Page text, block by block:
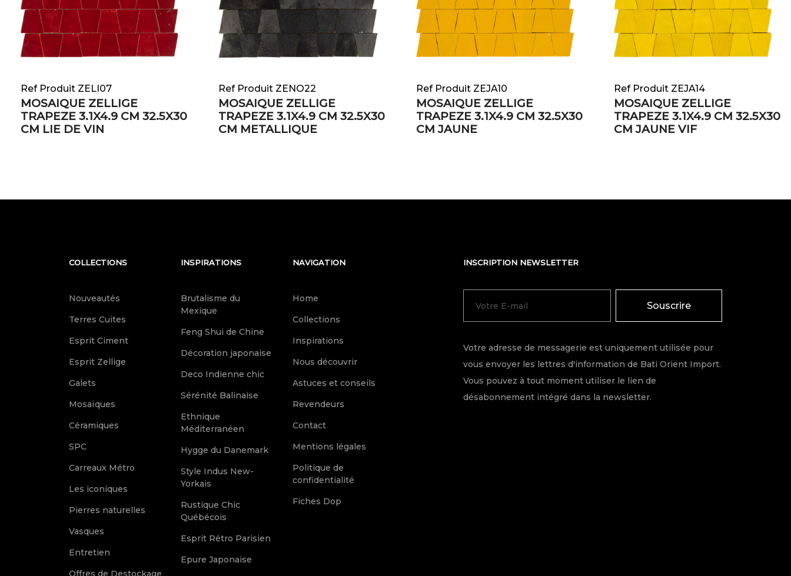
Ref Produit ZELI07
MOSAIQUE ZELLIGE
TRAPEZE 3.1X4.9 CM 32.5X30
CM LIE DE VIN
Ref Produit ZENO22
MOSAIQUE ZELLIGE
TRAPEZE 3.1X4.9 CM 32.5X30
CM METALLIQUE
Ref Produit ZEJA10
MOSAIQUE ZELLIGE
TRAPEZE 3.1X4.9 CM 32.5X30
CM JAUNE
Ref Produit ZEJA14
MOSAIQUE ZELLIGE
TRAPEZE 3.1X4.9 CM 32.5X30
CM JAUNE VIF
COLLECTIONS
Nouveautés
Terres Cuites
Esprit Ciment
Esprit Zellige
Galets
Mosaïques
Céramiques
SPC
Carreaux Métro
Les iconiques
Pierres naturelles
Vasques
Entretien
Offres de Destockage
INSPIRATIONS
Brutalisme du
Mexique
Feng Shui de Chine
Décoration japonaise
Deco Indienne chic
Sérénité Balinaise
Ethnique
Méditerranéen
Hygge du Danemark
Style Indus New-
Yorkais
Rustique Chic
Québécois
Esprit Rétro Parisien
Epure Japonaise
NAVIGATION
Home
Collections
Inspirations
Nous découvrir
Astuces et conseils
Revendeurs
Contact
Mentions légales
Politique de
confidentialité
Fiches Dop
INSCRIPTION NEWSLETTER
Souscrire
Votre adresse de messagerie est uniquement utilisée pour
vous envoyer les lettres d'information de Bati Orient Import.
Vous pouvez à tout moment utiliser le lien de
désabonnement intégré dans la newsletter.